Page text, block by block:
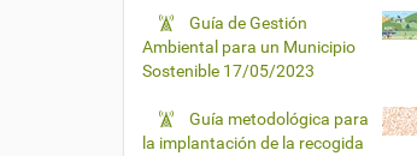
Guía de Gestión
Ambiental para un Municipio
Sostenible 17/05/2023
Guía metodológica para
la implantación de la recogida